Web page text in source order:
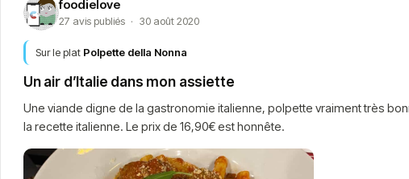
foodielove
27 avis publiés · 30 août 2020
Sur le plat Polpette della Nonna
Un air d’Italie dans mon assiette
Une viande digne de la gastronomie italienne, polpette vraiment très
la recette italienne. Le prix de 16,90€ est honnête.